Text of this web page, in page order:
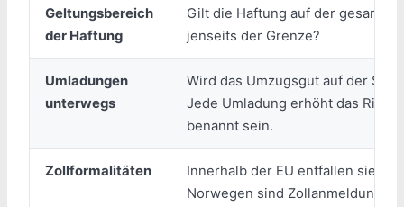
Geltungsbereich
der Haftung
Gilt die Haftung auf der
jenseits der Grenze?
Umladungen
unterwegs
Wird das Umzugsgut auf der
Jede Umladung erhöht das
benannt sein.
Zollformalitäten
Innerhalb der EU entfallen sie.
Norwegen sind Zollanmeldung